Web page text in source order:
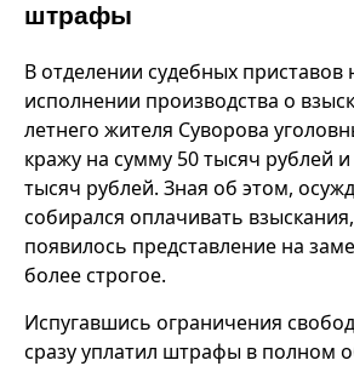
штрафы
В отделении судебных приставов
исполнении производства о
летнего жителя Суворова
кражу на сумму 50 тысяч рублей
тысяч рублей. Зная об этом,
собирался оплачивать
появилось представление на
более строгое.
Испугавшись ограничения
сразу уплатил штрафы в полном